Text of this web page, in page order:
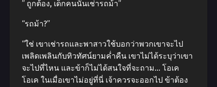
” ถูกต้อง, เด็กคนนั้นเช่ารถม้า”
“รถม้า?”
“ใช่ เขาเช่ารถและพาสาวใช้บอกว่าพวกเขาจะไป
เพลิดเพลินกับทิวทัศน์ยามค่ำคืน เขาไม่ได้ระบุว่าเขา
จะไปที่ไหน และข้าก็ไม่ได้สนใจที่จะถาม… โอเค
โอเค ในเมื่อเขาไม่อยู่ที่นี่ เจ้าควรจะออกไป ข้าต้อง